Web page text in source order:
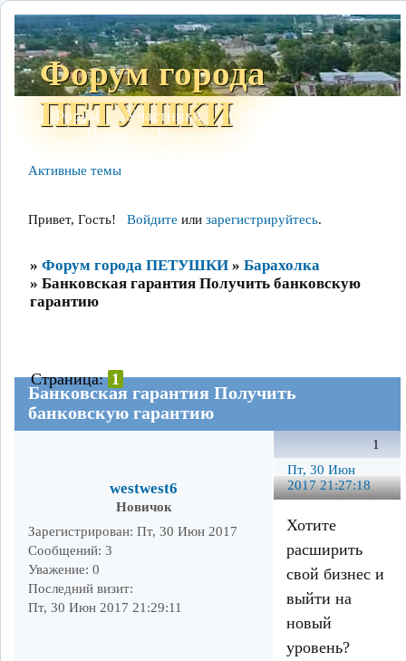
Форум города
ПЕТУШКИ
Форум Участники Сайт
Поиск
Регистрация
Активные темы
Привет, Гость! Войдите или зарегистрируйтесь.
» Форум города ПЕТУШКИ » Барахолка
» Банковская гарантия Получить банковскую
гарантию
Банковская гарантия Получить
банковскую гарантию
Страница: 1
1
Пт, 30 Июн
2017 21:27:18
westwest6
Новичок
Зарегистрирован: Пт, 30 Июн 2017
Сообщений: 3
Уважение: 0
Последний визит:
Пт, 30 Июн 2017 21:29:11
Хотите
расширить
свой бизнес и
выйти на
новый
уровень?